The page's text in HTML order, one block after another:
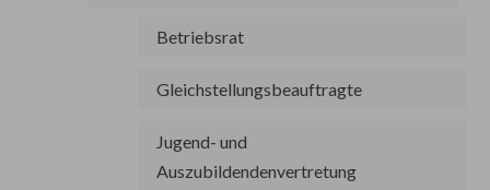
Betriebsrat
Gleichstellungsbeauftragte
Jugend- und
Auszubildendenvertretung